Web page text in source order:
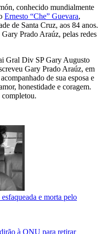
conhecido mundialmente
Ernesto “Che” Guevara,
de Santa Cruz, aos 84 anos.
Prado Araúz, pelas redes
Gral Div SP Gary Augusto
Gary Prado Araúz, em
de sua esposa e
honestidade e coragem.
completou.
e morta pelo
à ONU para retirar